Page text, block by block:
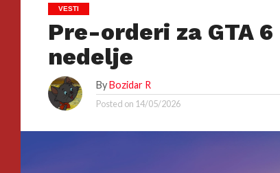
VESTI
Pre-orderi za GTA
nedelje
By Bozidar R
Posted on 14/05/2026